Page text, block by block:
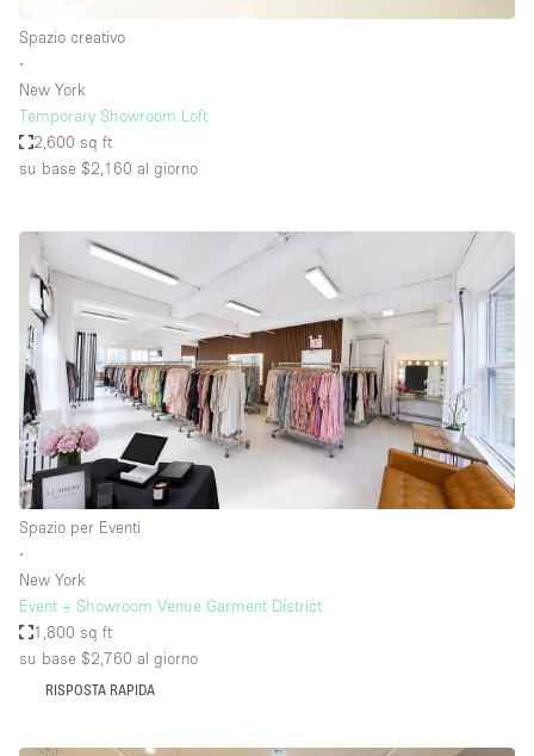
Spazio creativo
∙
New York
Temporary Showroom Loft
2,600 sq ft
su base $2,160 al giorno
Spazio per Eventi
∙
New York
Event + Showroom Venue Garment District
1,800 sq ft
su base $2,760 al giorno
RISPOSTA RAPIDA